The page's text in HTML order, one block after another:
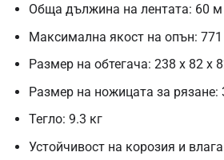
Обща дължина на лентата: 60 м
Максимална якост на опън: 771
Размер на обтегача: 238 x 82 x
Размер на ножицата за
Тегло: 9.3 кг
Устойчивост на корозия и влага